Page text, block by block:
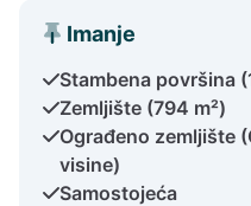
Imanje
Stambena površina
Zemljište (794 m²)
Ograđeno zemljište
visine)
Samostojeća